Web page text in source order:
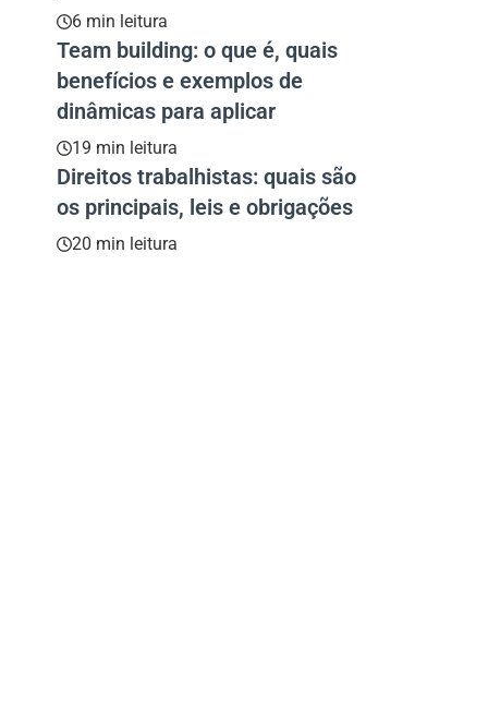
6 min leitura
Team building: o que é, quais
benefícios e exemplos de
dinâmicas para aplicar
19 min leitura
Direitos trabalhistas: quais são
os principais, leis e obrigações
20 min leitura